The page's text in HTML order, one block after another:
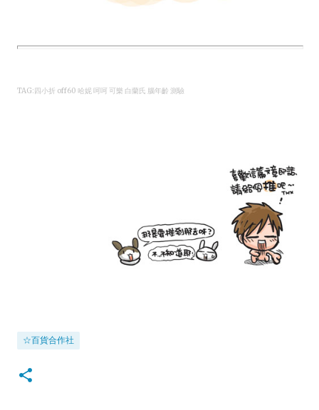
TAG:四小折 off60 哈妮 呵呵 可樂 白蘭氏 腦年齡 測驗
☆百貨合作社